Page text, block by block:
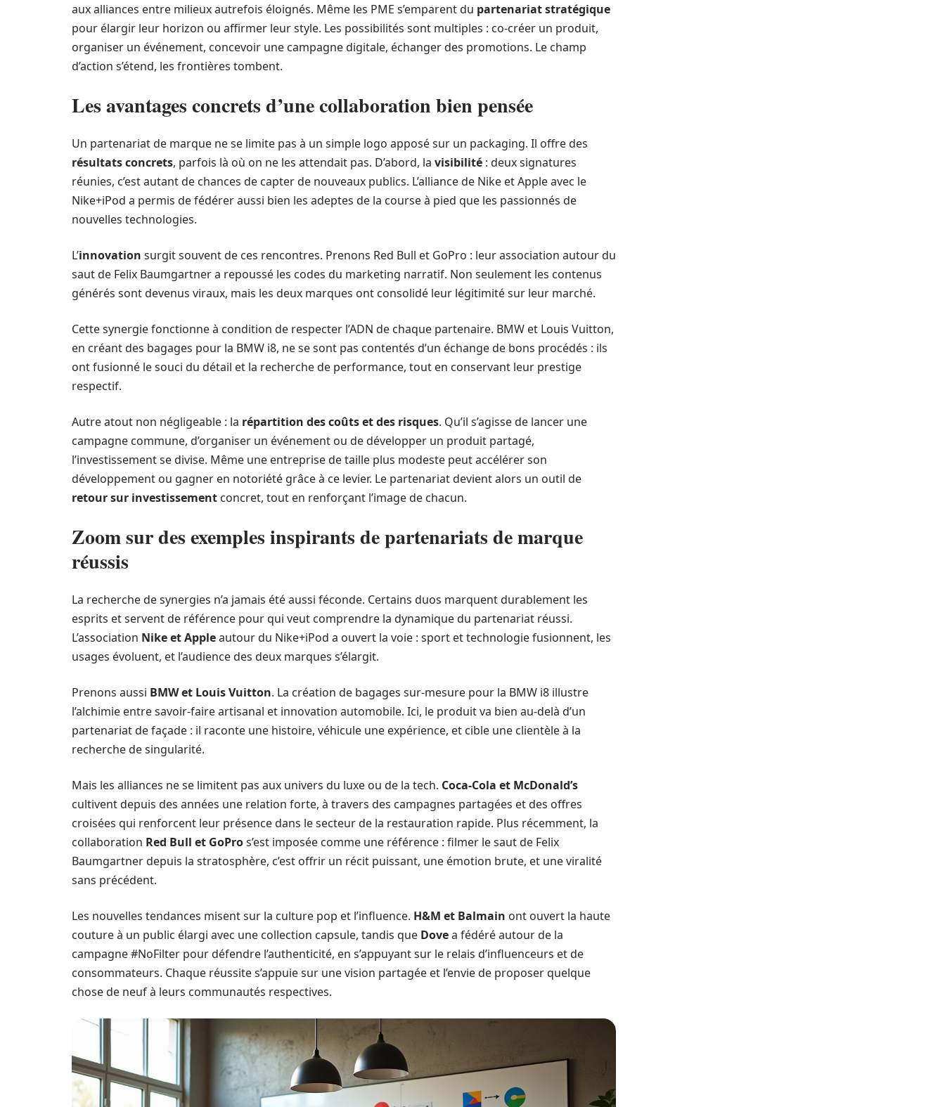
aux alliances entre milieux autrefois éloignés. Même les PME s’emparent du partenariat stratégique
pour élargir leur horizon ou affirmer leur style. Les possibilités sont multiples : co-créer un produit,
organiser un événement, concevoir une campagne digitale, échanger des promotions. Le champ
d’action s’étend, les frontières tombent.
Les avantages concrets d’une collaboration bien pensée
Un partenariat de marque ne se limite pas à un simple logo apposé sur un packaging. Il offre des
résultats concrets, parfois là où on ne les attendait pas. D’abord, la visibilité : deux signatures
réunies, c’est autant de chances de capter de nouveaux publics. L’alliance de Nike et Apple avec le
Nike+iPod a permis de fédérer aussi bien les adeptes de la course à pied que les passionnés de
nouvelles technologies.
L’innovation surgit souvent de ces rencontres. Prenons Red Bull et GoPro : leur association autour du
saut de Felix Baumgartner a repoussé les codes du marketing narratif. Non seulement les contenus
générés sont devenus viraux, mais les deux marques ont consolidé leur légitimité sur leur marché.
Cette synergie fonctionne à condition de respecter l’ADN de chaque partenaire. BMW et Louis Vuitton,
en créant des bagages pour la BMW i8, ne se sont pas contentés d’un échange de bons procédés : ils
ont fusionné le souci du détail et la recherche de performance, tout en conservant leur prestige
respectif.
Autre atout non négligeable : la répartition des coûts et des risques. Qu’il s’agisse de lancer une
campagne commune, d’organiser un événement ou de développer un produit partagé,
l’investissement se divise. Même une entreprise de taille plus modeste peut accélérer son
développement ou gagner en notoriété grâce à ce levier. Le partenariat devient alors un outil de
retour sur investissement concret, tout en renforçant l’image de chacun.
Zoom sur des exemples inspirants de partenariats de marque
réussis
La recherche de synergies n’a jamais été aussi féconde. Certains duos marquent durablement les
esprits et servent de référence pour qui veut comprendre la dynamique du partenariat réussi.
L’association Nike et Appleautour du Nike+iPod a ouvert la voie : sport et technologie fusionnent, les
usages évoluent, et l’audience des deux marques s’élargit.
Prenons aussi BMW et Louis Vuitton. La création de bagages sur-mesure pour la BMW i8 illustre
l’alchimie entre savoir-faire artisanal et innovation automobile. Ici, le produit va bien au-delà d’un
partenariat de façade : il raconte une histoire, véhicule une expérience, et cible une clientèle à la
recherche de singularité.
Mais les alliances ne se limitent pas aux univers du luxe ou de la tech. Coca-Cola et McDonald’s
cultivent depuis des années une relation forte, à travers des campagnes partagées et des offres
croisées qui renforcent leur présence dans le secteur de la restauration rapide. Plus récemment, la
collaboration Red Bull et GoPros’est imposée comme une référence : filmer le saut de Felix
Baumgartner depuis la stratosphère, c’est offrir un récit puissant, une émotion brute, et une viralité
sans précédent.
Les nouvelles tendances misent sur la culture pop et l’influence. H&M et Balmain ont ouvert la haute
couture à un public élargi avec une collection capsule, tandis que Dovea fédéré autour de la
campagne #NoFilter pour défendre l’authenticité, en s’appuyant sur le relais d’influenceurs et de
consommateurs. Chaque réussite s’appuie sur une vision partagée et l’envie de proposer quelque
chose de neuf à leurs communautés respectives.